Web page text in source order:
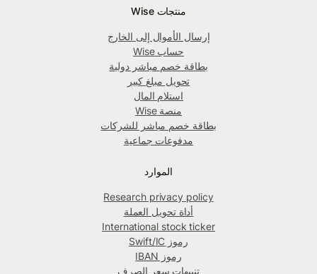
منتجات Wise
إرسال الأموال إلى الخارج
حساب Wise
بطاقة خصم مباشر دولية
تحويل مبلغ كبير
استلام المال
منصة Wise
بطاقة خصم مباشر للشركات
مدفوعات جماعية
الموارد
Research privacy policy
أداة تحويل العملة
International stock ticker
رموز Swift/IC
رموز IBAN
تنبيهات سعر الصرف